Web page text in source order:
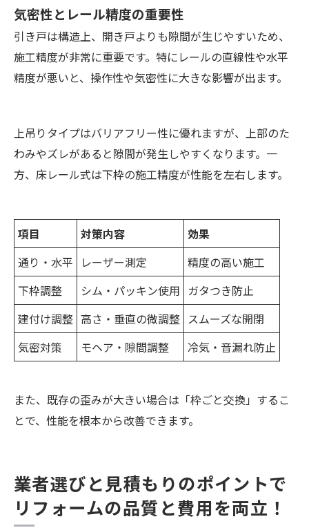
気密性とレール精度の重要性
引き戸は構造上、開き戸よりも隙間が生じやすいため、
施工精度が非常に重要です。特にレールの直線性や水平
精度が悪いと、操作性や気密性に大きな影響が出ます。
上吊りタイプはバリアフリー性に優れますが、上部のた
わみやズレがあると隙間が発生しやすくなります。一
方、床レール式は下枠の施工精度が性能を左右します。
項目 対策内容
効果
通り・水平
レーザー測定
精度の高い施工
下枠調整
シム・パッキン使用 ガタつき防止
建付け調整 高さ・垂直の微調整 スムーズな開閉
気密対策
モヘア・隙間調整 冷気・音漏れ防止
また、既存の歪みが大きい場合は「枠ごと交換」するこ
とで、性能を根本から改善できます。
業者選びと見積もりのポイントで
リフォームの品質と費用を両立！